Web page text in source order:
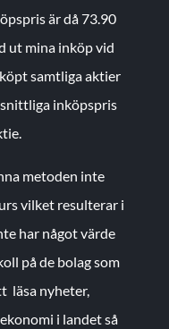
är då 73.90
ut mina inköp vid
samtliga aktier
inköpspris
metoden inte
vilket resulterar i
har något värde
på de bolag som
läsa nyheter,
i landet så